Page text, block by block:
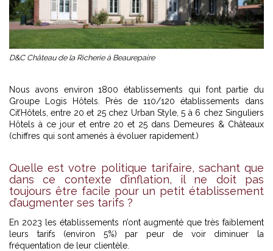
D&C Château de la Richerie à Beaurepaire
Nous avons environ 1800 établissements qui font partie du
Groupe Logis Hôtels. Près de 110/120 établissements dans
Cit’Hôtels, entre 20 et 25 chez Urban Style, 5 à 6 chez Singuliers
Hôtels à ce jour et entre 20 et 25 dans Demeures & Châteaux
(chiffres qui sont amenés à évoluer rapidement.)
Quelle est votre politique tarifaire, sachant que
dans ce contexte d’inflation, il ne doit pas
toujours être facile pour un petit établissement
d’augmenter ses tarifs ?
En 2023 les établissements n’ont augmenté que très faiblement
leurs tarifs (environ 5%) par peur de voir diminuer la
fréquentation de leur clientèle.